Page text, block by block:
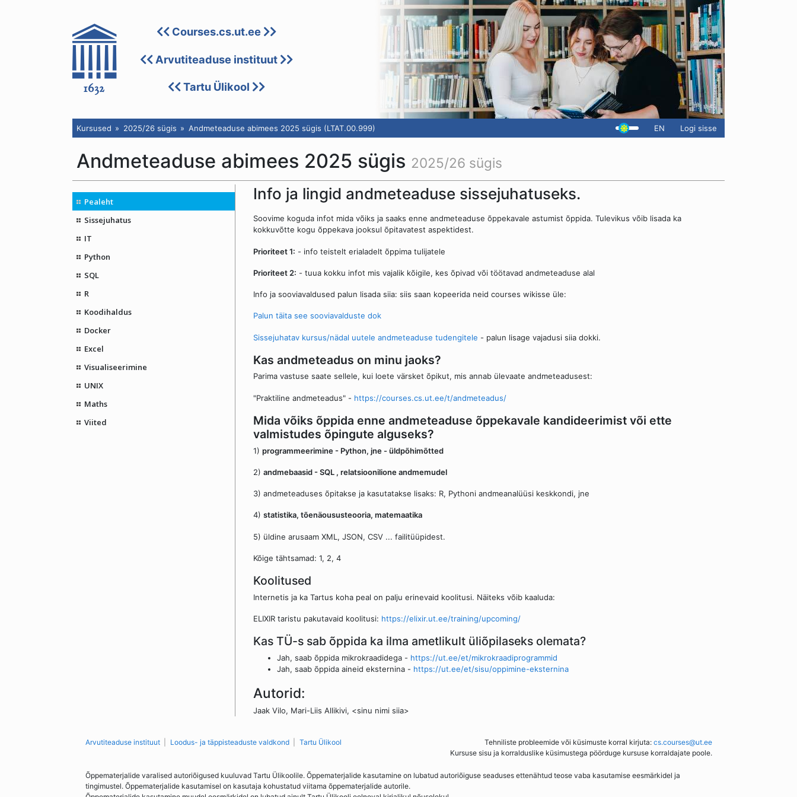
Courses.cs.ut.ee
Arvutiteaduse instituut
Tartu Ülikool
Kursused 2025/26 sügis Andmeteaduse abimees 2025 sügis (LTAT.00.999) EN Logi sisse
Andmeteaduse abimees 2025 sügis 2025/26 sügis
Pealeht
Sissejuhatus
IT
Python
SQL
R
Koodihaldus
Docker
Excel
Visualiseerimine
UNIX
Maths
Viited
Info ja lingid andmeteaduse sissejuhatuseks.
Soovime koguda infot mida võiks ja saaks enne andmeteaduse õppekavale astumist õppida. Tulevikus võib lisada ka
kokkuvõtte kogu õppekava jooksul õpitavatest aspektidest.
Prioriteet 1: - info teistelt erialadelt õppima tulijatele
Prioriteet 2: - tuua kokku infot mis vajalik kõigile, kes õpivad või töötavad andmeteaduse alal
Info ja sooviavaldused palun lisada siia: siis saan kopeerida neid courses wikisse üle:
Palun täita see sooviavalduste dok
Sissejuhatav kursus/nädal uutele andmeteaduse tudengitele - palun lisage vajadusi siia dokki.
Kas andmeteadus on minu jaoks?
Parima vastuse saate sellele, kui loete värsket õpikut, mis annab ülevaate andmeteadusest:
"Praktiline andmeteadus" - https://courses.cs.ut.ee/t/andmeteadus/
Mida võiks õppida enne andmeteaduse õppekavale kandideerimist või ette
valmistudes õpingute alguseks?
1) programmeerimine - Python, jne - üldpõhimõtted
2) andmebaasid - SQL , relatsioonilione andmemudel
3) andmeteaduses õpitakse ja kasutatakse lisaks: R, Pythoni andmeanalüüsi keskkondi, jne
4) statistika, tõenäoususteooria, matemaatika
5) üldine arusaam XML, JSON, CSV ... failitüüpidest.
Kõige tähtsamad: 1, 2, 4
Koolitused
Internetis ja ka Tartus koha peal on palju erinevaid koolitusi. Näiteks võib kaaluda:
ELIXIR taristu pakutavaid koolitusi: https://elixir.ut.ee/training/upcoming/
Kas TÜ-s sab õppida ka ilma ametlikult üliõpilaseks olemata?
Jah, saab õppida mikrokraadidega - https://ut.ee/et/mikrokraadiprogrammid
Jah, saab õppida aineid eksternina - https://ut.ee/et/sisu/oppimine-eksternina
Autorid:
Jaak Vilo, Mari-Liis Allikivi, <sinu nimi siia>
Arvutiteaduse instituut Loodus- ja täppisteaduste valdkond Tartu Ülikool Tehniliste probleemide või küsimuste korral kirjuta: cs.courses@ut.ee
Kursuse sisu ja korralduslike küsimustega pöörduge kursuse korraldajate poole.
Õppematerjalide varalised autoriõigused kuuluvad Tartu Ülikoolile. Õppematerjalide kasutamine on lubatud autoriõiguse seaduses ettenähtud teose vaba kasutamise eesmärkidel ja
tingimustel. Õppematerjalide kasutamisel on kasutaja kohustatud viitama õppematerjalide autorile.